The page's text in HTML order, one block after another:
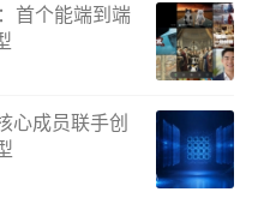
首个能端到端
心成员联手创